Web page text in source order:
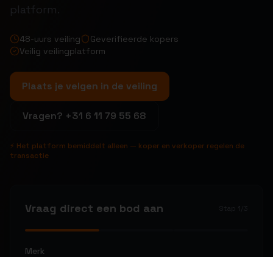
platform.
48-uurs veiling
Geverifieerde kopers
Veilig veilingplatform
Plaats je velgen in de veiling
Vragen? +31 6 11 79 55 68
⚡ Het platform bemiddelt alleen — koper en verkoper regelen de
transactie
Vraag direct een bod aan
Merk